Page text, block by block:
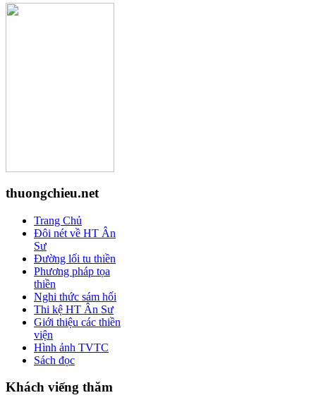
thuongchieu.net
Trang Chủ
Đôi nét về HT Ân
Sư
Đường lối tu thiền
Phương pháp tọa
thiền
Nghi thức sám hối
Thi kệ HT Ân Sư
Giới thiệu các thiền
viện
Hình ảnh TVTC
Sách đọc
Khách viếng thăm